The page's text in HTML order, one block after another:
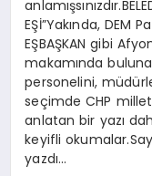
EŞİ”Yakında, DEM
EŞBAŞKAN gibi
makamında
personelini,
seçimde CHP
anlatan bir yazı
keyifli
yazdı…